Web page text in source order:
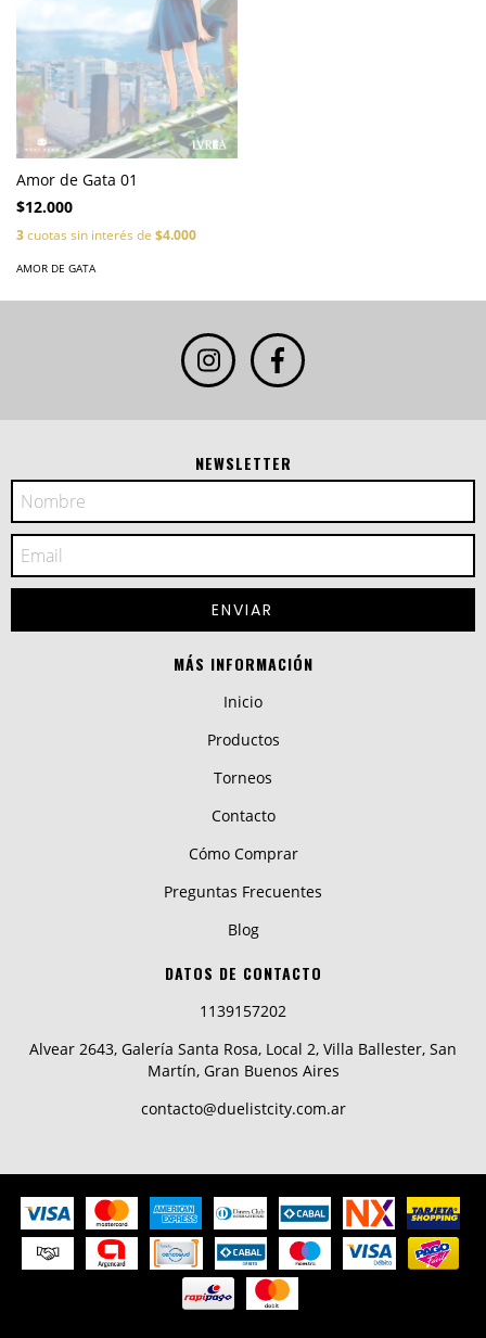
Amor de Gata 01
$12.000
3cuotas sin interés de $4.000
AMOR DE GATA
NEWSLETTER
MÁS INFORMACIÓN
Inicio
Productos
Torneos
Contacto
Cómo Comprar
Preguntas Frecuentes
Blog
DATOS DE CONTACTO
1139157202
Alvear 2643, Galería Santa Rosa, Local 2, Villa Ballester, San
Martín, Gran Buenos Aires
contacto@duelistcity.com.ar